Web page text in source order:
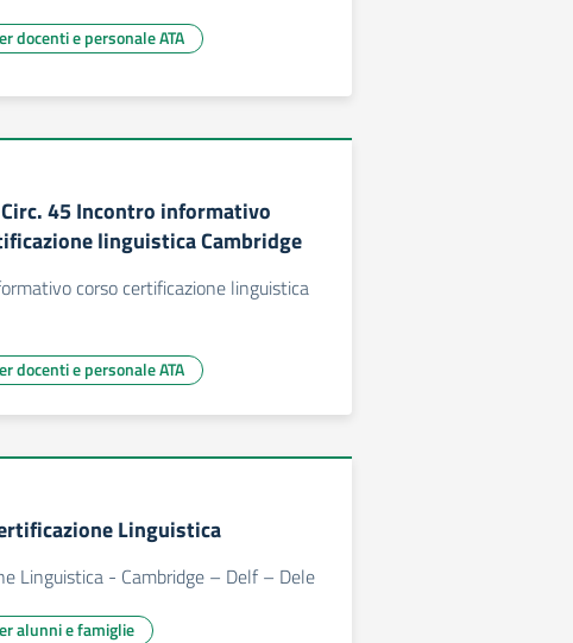
docenti e personale ATA
45 Incontro informativo
linguistica Cambridge
corso certificazione linguistica
docenti e personale ATA
Linguistica
Linguistica - Cambridge – Delf – Dele
alunni e famiglie